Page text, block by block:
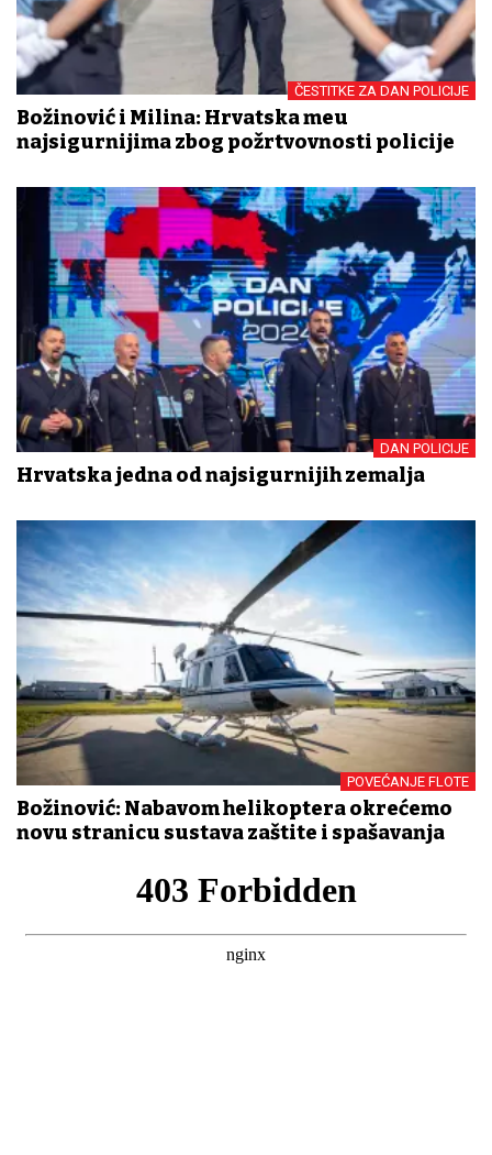
ČESTITKE ZA DAN POLICIJE
Božinović i Milina: Hrvatska među
najsigurnijima zbog požrtvovnosti policije
DAN POLICIJE
Hrvatska jedna od najsigurnijih zemalja
POVEĆANJE FLOTE
Božinović: Nabavom helikoptera okrećemo
novu stranicu sustava zaštite i spašavanja